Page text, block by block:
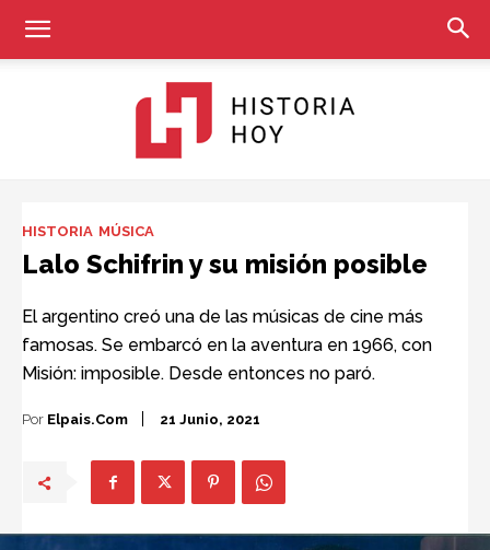
HISTORIA MÚSICA
Lalo Schifrin y su misión posible
El argentino creó una de las músicas de cine más
famosas. Se embarcó en la aventura en 1966, con
Misión: imposible. Desde entonces no paró.
Por Elpais.com 21 Junio, 2021